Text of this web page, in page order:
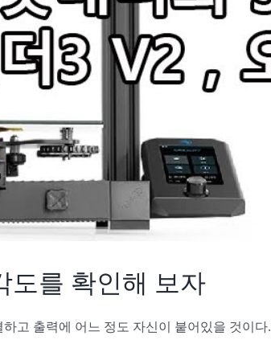
도를 확인해 보자
고 출력에 어느 정도 자신이 붙어있을 것이다.